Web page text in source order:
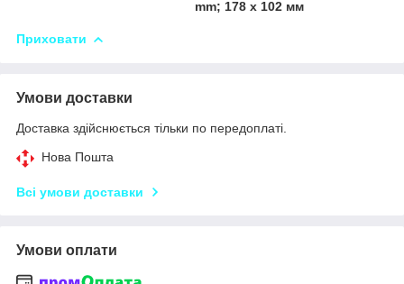
mm; 178 x 102 мм
Приховати
Умови доставки
Доставка здійснюється тільки по передоплаті.
Нова Пошта
Всі умови доставки
Умови оплати